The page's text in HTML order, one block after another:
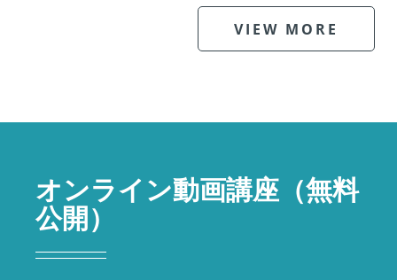
VIEW MORE
オンライン動画講座（無料
公開）